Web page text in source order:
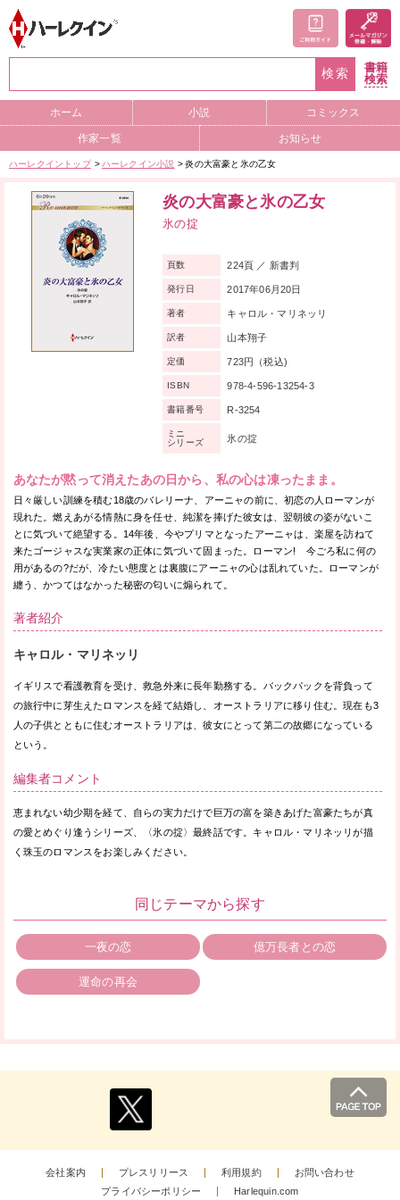
検索
書籍
検索
ホーム 小説 コミックス
作家一覧 お知らせ
ハーレクイントップ ハーレクイン小説 炎の大富豪と氷の乙女
炎の大富豪と氷の乙女
氷の掟
あなたが黙って消えたあの日から、私の心は凍ったまま。
日々厳しい訓練を積む18歳のバレリーナ、アーニャの前に、初恋の人ローマンが
現れた。燃えあがる情熱に身を任せ、純潔を捧げた彼女は、翌朝彼の姿がないこ
とに気づいて絶望する。14年後、今やプリマとなったアーニャは、楽屋を訪ねて
来たゴージャスな実業家の正体に気づいて固まった。ローマン! 今ごろ私に何の
用があるの?だが、冷たい態度とは裏腹にアーニャの心は乱れていた。ローマンが
纏う、かつてはなかった秘密の匂いに煽られて。
頁数 224頁 ／ 新書判
発行日 2017年06月20日
著者 キャロル・マリネッリ
訳者 山本翔子
定価 723円（税込)
ISBN 978-4-596-13254-3
書籍番号 R-3254
ミニ
シリーズ
氷の掟
著者紹介
キャロル・マリネッリ
イギリスで看護教育を受け、救急外来に長年勤務する。バックパックを背負って
の旅行中に芽生えたロマンスを経て結婚し、オーストラリアに移り住む。現在も3
人の子供とともに住むオーストラリアは、彼女にとって第二の故郷になっている
という。
編集者コメント
恵まれない幼少期を経て、自らの実力だけで巨万の富を築きあげた富豪たちが真
の愛とめぐり逢うシリーズ、〈氷の掟〉最終話です。キャロル・マリネッリが描
く珠玉のロマンスをお楽しみください。
同じテーマから探す
一夜の恋 億万長者との恋
運命の再会
会社案内 プレスリリース 利用規約
お問い合わせ
プライバシーポリシー
Harlequin.com